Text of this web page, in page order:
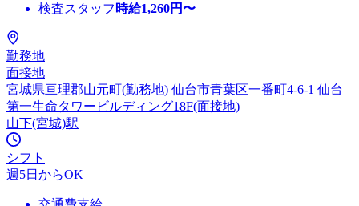
検査スタッフ 時給1,260円〜
勤務地
面接地
宮城県亘理郡山元町(勤務地) 仙台市青葉区一番町4-6-1 仙台
第一生命タワービルディング18F(面接地)
山下(宮城)駅
シフト
週5日からOK